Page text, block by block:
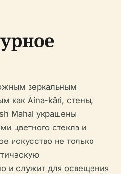
зеркальным
как Āina-kāri, стены,
Mahal украшены
цветного стекла и
искусство не только
и служит для освещения